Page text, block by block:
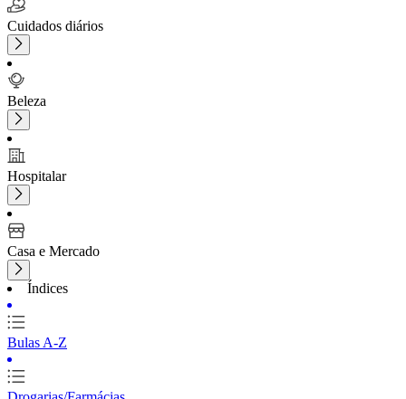
Cuidados diários
Beleza
Hospitalar
Casa e Mercado
Índices
Bulas A-Z